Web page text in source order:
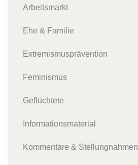
Arbeitsmarkt
Ehe & Familie
Extremismusprävention
Feminismus
Geflüchtete
Informationsmaterial
Kommentare & Stellungnahmen